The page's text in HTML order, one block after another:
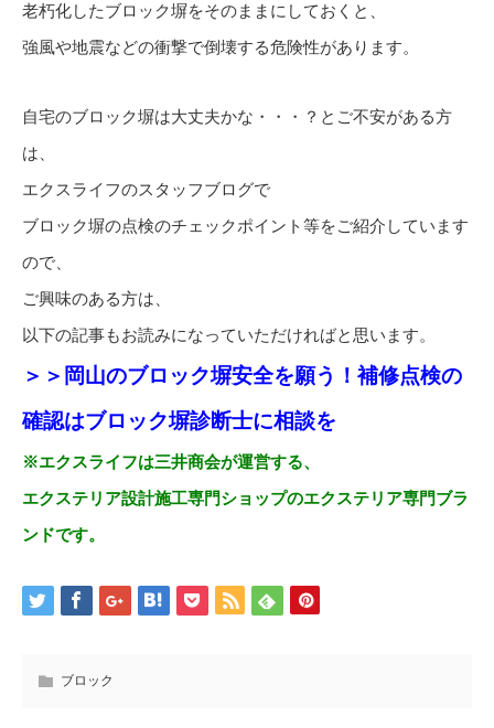
老朽化したブロック塀をそのままにしておくと、
強風や地震などの衝撃で倒壊する危険性があります。
自宅のブロック塀は大丈夫かな・・・？とご不安がある方
は、
エクスライフのスタッフブログで
ブロック塀の点検のチェックポイント等をご紹介しています
ので、
ご興味のある方は、
以下の記事もお読みになっていただければと思います。
＞＞岡山のブロック塀安全を願う！補修点検の
確認はブロック塀診断士に相談を
※エクスライフは三井商会が運営する、
エクステリア設計施工専門ショップのエクステリア専門ブラ
ンドです。
ブロック